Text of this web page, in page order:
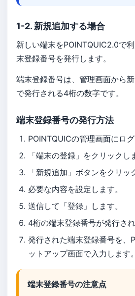
1-2. 新規追加する場合
新しい端末をPOINTQUIC2.0で
末登録番号を発行します。
端末登録番号は、管理画面から
で発行される4桁の数字です。
端末登録番号の発行方法
POINTQUICの管理画面にログ
「端末の登録」をクリックし
「新規追加」ボタンをクリッ
必要な内容を設定します。
送信して「登録」します。
4桁の端末登録番号が発行され
発行された端末登録番号を、
ットアップ画面で入力します。
端末登録番号の注意点